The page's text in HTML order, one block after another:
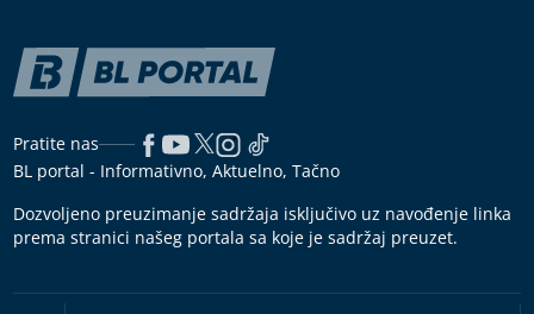
Pratite nas
BL portal - Informativno, Aktuelno, Tačno
Dozvoljeno preuzimanje sadržaja isključivo uz navođenje linka
prema stranici našeg portala sa koje je sadržaj preuzet.